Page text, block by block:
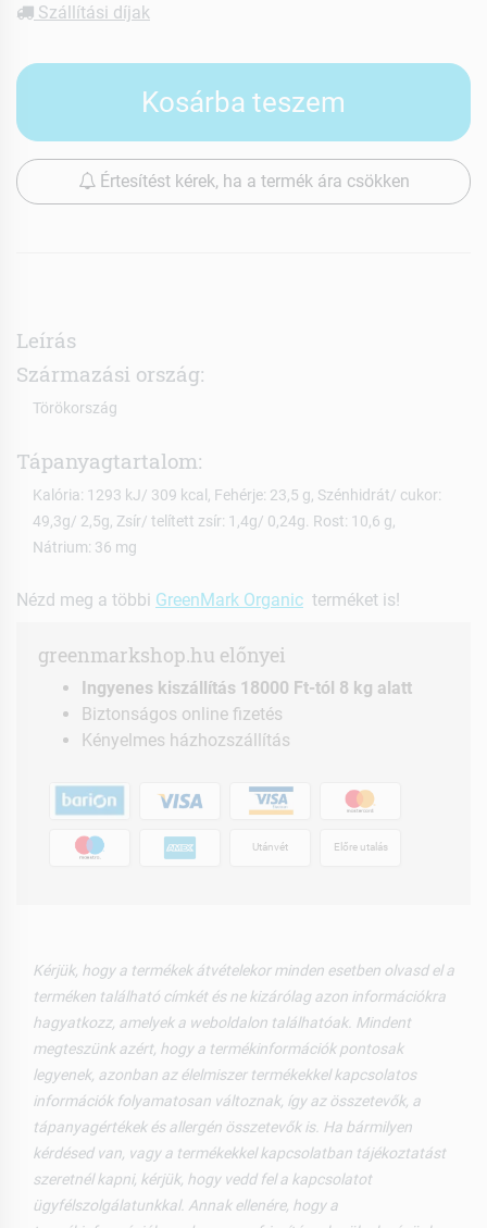
Szállítási díjak
Kosárba teszem
Értesítést kérek, ha a termék ára csökken
Leírás
Származási ország:
Törökország
Tápanyagtartalom:
Kalória: 1293 kJ/ 309 kcal, Fehérje: 23,5 g, Szénhidrát/ cukor:
49,3g/ 2,5g, Zsír/ telített zsír: 1,4g/ 0,24g. Rost: 10,6 g,
Nátrium: 36 mg
Nézd meg a többi GreenMark Organic terméket is!
greenmarkshop.hu előnyei
Ingyenes kiszállítás 18000 Ft-tól 8 kg alatt
Biztonságos online fizetés
Kényelmes házhozszállítás
Utánvét Előre utalás
Kérjük, hogy a termékek átvételekor minden esetben olvasd el a
terméken található címkét és ne kizárólag azon információkra
hagyatkozz, amelyek a weboldalon találhatóak. Mindent
megteszünk azért, hogy a termékinformációk pontosak
legyenek, azonban az élelmiszer termékekkel kapcsolatos
információk folyamatosan változnak, így az összetevők, a
tápanyagértékek és allergén összetevők is. Ha bármilyen
kérdésed van, vagy a termékekkel kapcsolatban tájékoztatást
szeretnél kapni, kérjük, hogy vedd fel a kapcsolatot
ügyfélszolgálatunkkal. Annak ellenére, hogy a